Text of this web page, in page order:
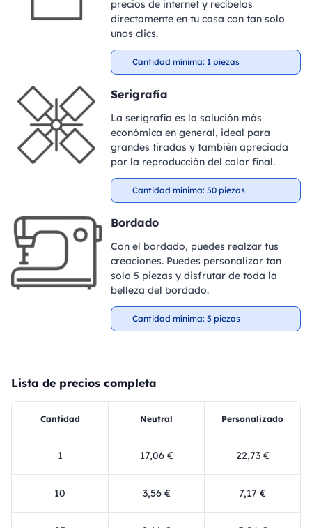
precios de internet y recíbelos
directamente en tu casa con tan solo
unos clics.
Cantidad mínima: 1 piezas
Serigrafía
La serigrafía es la solución más
económica en general, ideal para
grandes tiradas y también apreciada
por la reproducción del color final.
Cantidad mínima: 50 piezas
Bordado
Con el bordado, puedes realzar tus
creaciones. Puedes personalizar tan
solo 5 piezas y disfrutar de toda la
belleza del bordado.
Cantidad mínima: 5 piezas
Lista de precios completa
Cantidad Neutral Personalizado
1 17,06 € 22,73 €
10 3,56 € 7,17 €